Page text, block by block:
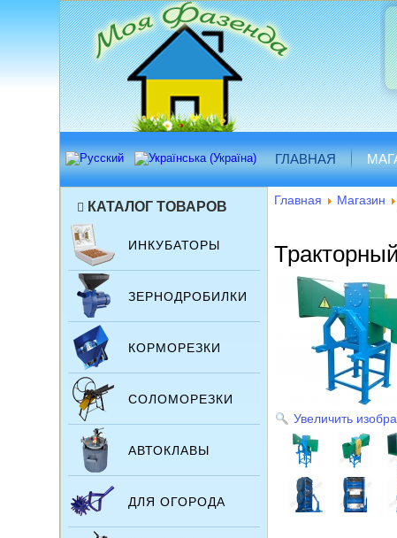
ГЛАВНАЯ
КАТАЛОГ ТОВАРОВ
ИНКУБАТОРЫ
ЗЕРНОДРОБИЛКИ
КОРМОРЕЗКИ
СОЛОМОРЕЗКИ
АВТОКЛАВЫ
ДЛЯ ОГОРОДА
Главная Магазин
Увеличить